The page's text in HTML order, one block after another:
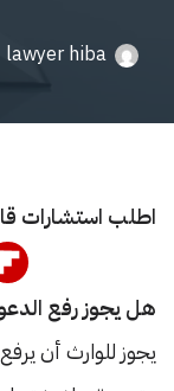
lawyer hiba
اطلب استشارات
هل يجوز رفع
يجوز للوارث أن